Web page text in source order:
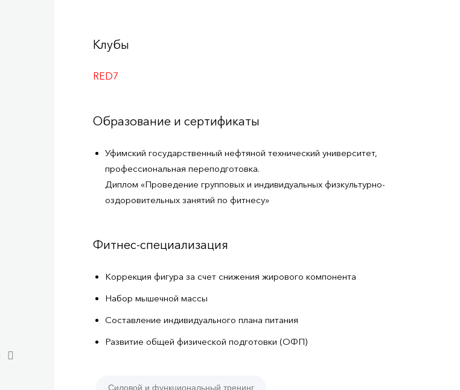
Клубы
RED7
Образование и сертификаты
Уфимский государственный нефтяной технический университет,
профессиональная переподготовка.
Диплом «Проведение групповых и индивидуальных физкультурно-
оздоровительных занятий по фитнесу»
Фитнес-специализация
Коррекция фигура за счет снижения жирового компонента
Набор мышечной массы
Составление индивидуального плана питания
Развитие общей физической подготовки (ОФП)
Силовой и функциональный тренинг